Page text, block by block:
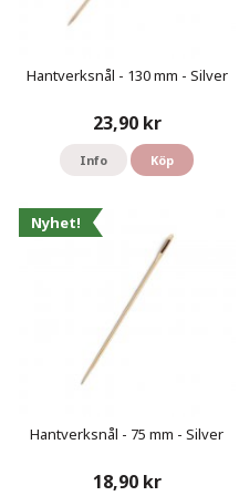
Hantverksnål - 130 mm - Silver
23,90 kr
Info Köp
Nyhet!
Hantverksnål - 75 mm - Silver
18,90 kr